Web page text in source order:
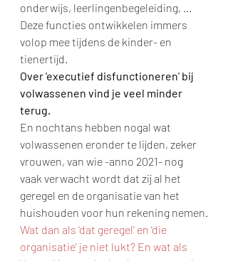
onderwijs, leerlingenbegeleiding, ...
Deze functies ontwikkelen immers
volop mee tijdens de kinder- en
tienertijd.
Over 'executief disfunctioneren' bij
volwassenen vind je veel minder
terug.
En nochtans hebben nogal wat
volwassenen eronder te lijden, zeker
vrouwen, van wie -anno 2021- nog
vaak verwacht wordt dat zij al het
geregel en de organisatie van het
huishouden voor hun rekening nemen.
Wat dan als 'dat geregel' en 'die
organisatie' je niet lukt? En wat als